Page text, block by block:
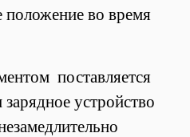
положение во время
поставляется
устройство